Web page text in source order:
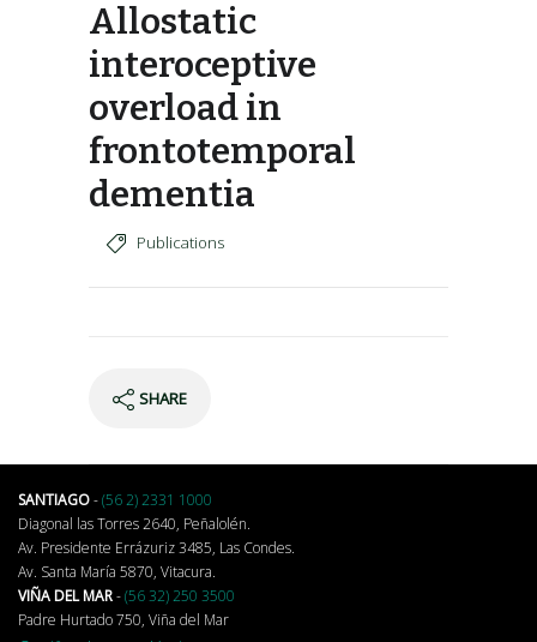
Allostatic
interoceptive
overload in
frontotemporal
dementia
Publications
SHARE
SANTIAGO-(56 2) 2331 1000
Diagonal las Torres 2640, Peñalolén.
Av. Presidente Errázuriz 3485, Las Condes.
Av. Santa María 5870, Vitacura.
VIÑA DEL MAR-(56 32) 250 3500
Padre Hurtado 750, Viña del Mar